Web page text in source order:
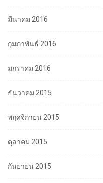
มีนาคม 2016
กุมภาพันธ์ 2016
มกราคม 2016
ธันวาคม 2015
พฤศจิกายน 2015
ตุลาคม 2015
กันยายน 2015